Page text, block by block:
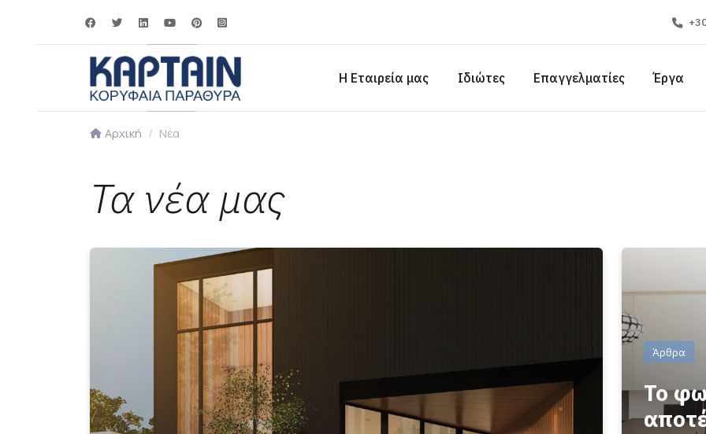
Η Εταιρεία μας Ιδιώτες Επαγγελματίες Έργα
Αρχική Νέα
Τα νέα μας
Άρθρα
Το